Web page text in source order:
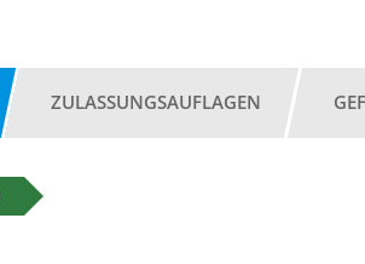
ZULASSUNGSAUFLAGEN